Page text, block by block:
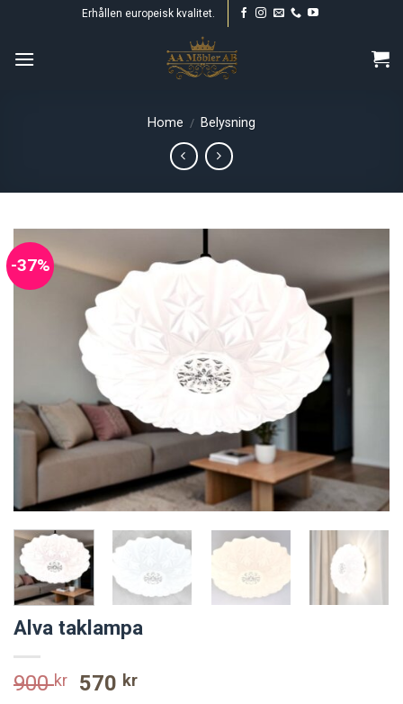
content
Erhållen europeisk kvalitet.
Home / Belysning
-37%
Alva taklampa
900kr
Original
570 krCurrent